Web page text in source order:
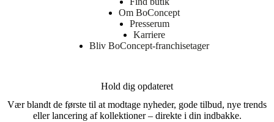
Om BoConcept
Presserum
Karriere
Bliv BoConcept-franchisetager
Hold dig opdateret
Vær blandt de første til at modtage nyheder, gode tilbud, nye trends
eller lancering af kollektioner – direkte i din indbakke.